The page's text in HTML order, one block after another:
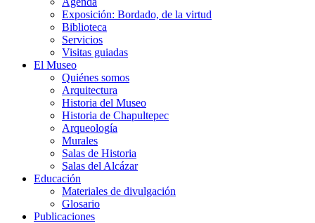
Exposición: Bordado, de la virtud
Biblioteca
Servicios
Visitas guiadas
El Museo
Quiénes somos
Arquitectura
Historia del Museo
Historia de Chapultepec
Arqueología
Murales
Salas de Historia
Salas del Alcázar
Educación
Materiales de divulgación
Glosario
Publicaciones